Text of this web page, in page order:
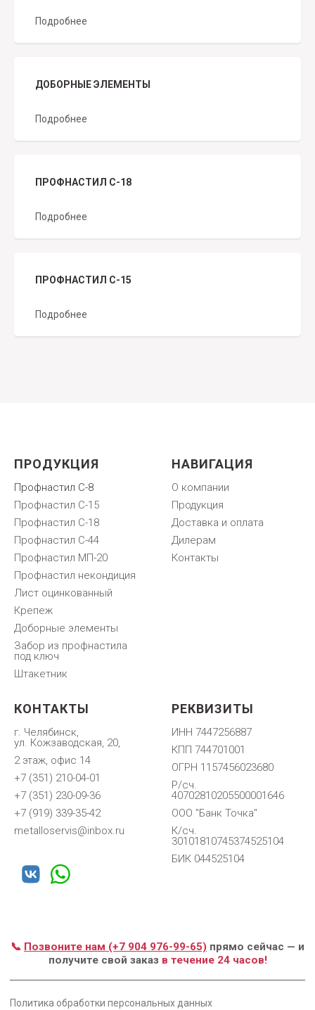
Подробнее
ДОБОРНЫЕ ЭЛЕМЕНТЫ
Подробнее
ПРОФНАСТИЛ С-18
Подробнее
ПРОФНАСТИЛ С-15
Подробнее
ПРОДУКЦИЯ
Профнастил С-8
Профнастил С-15
Профнастил С-18
Профнастил С-44
Профнастил МП-20
Профнастил некондиция
Лист оцинкованный
Крепеж
Доборные элементы
Забор из профнастила
под ключ
Штакетник
НАВИГАЦИЯ
О компании
Продукция
Доставка и оплата
Дилерам
Контакты
КОНТАКТЫ
г. Челябинск,
ул. Кожзаводская, 20,
2 этаж, офис 14
+7 (351) 210-04-01
+7 (351) 230-09-36
+7 (919) 339-35-42
metalloservis@inbox.ru
РЕКВИЗИТЫ
ИНН 7447256887
КПП 744701001
ОГРН 1157456023680
Р/сч.
40702810205500001646
ООО "Банк Точка"
К/сч.
30101810745374525104
БИК 044525104